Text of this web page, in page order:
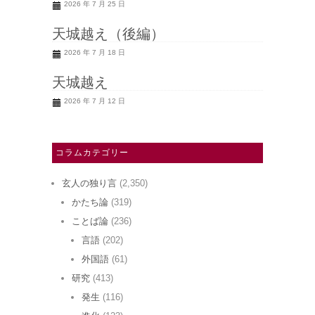
2026 年 7 月 25 日
天城越え（後編）
2026 年 7 月 18 日
天城越え
2026 年 7 月 12 日
コラムカテゴリー
玄人の独り言 (2,350)
かたち論 (319)
ことば論 (236)
言語 (202)
外国語 (61)
研究 (413)
発生 (116)